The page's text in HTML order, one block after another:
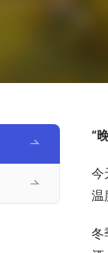
“
今
温
冬